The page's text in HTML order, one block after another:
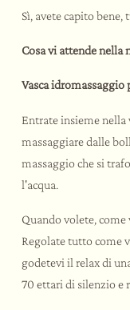
Bike Hotel
Assisi e dintorni
Sì, avete capito
Cosa vi attende nella
Vasca idromassaggio
Entrate insieme nella
massaggiare dalle
massaggio che si
l'acqua.
Quando volete,
Regolate tutto come
godetevi il relax di
70 ettari di silenzio e